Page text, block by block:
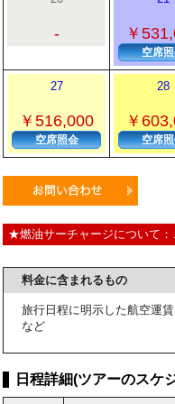
- ￥
空席
27
￥516,000
空席照会
28
￥
空席
★燃油サーチャージについて
料金に含まれるもの
旅行日程に明示した航空運
など
日程詳細(ツアーのスケ